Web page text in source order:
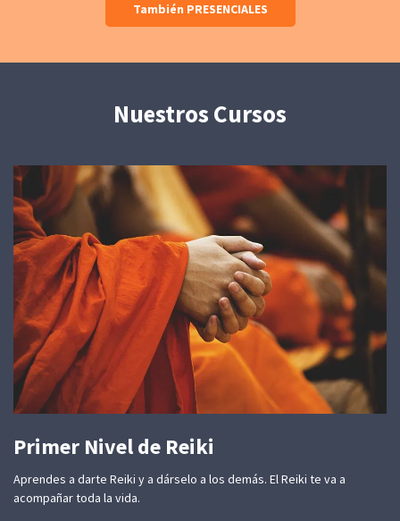
También PRESENCIALES
Nuestros Cursos
Primer Nivel de Reiki
Aprendes a darte Reiki y a dárselo a los demás. El Reiki te va a
acompañar toda la vida.